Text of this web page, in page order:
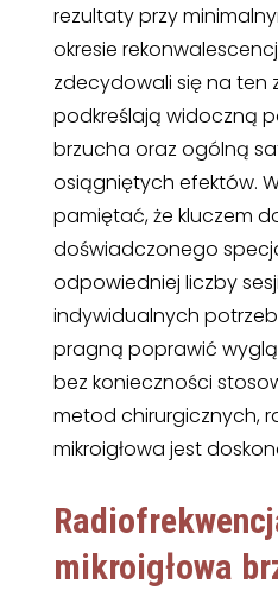
rezultaty przy
okresie
zdecydowali się na ten
podkreślają widoczną
brzucha oraz ogólną
osiągniętych efektów.
pamiętać, że kluczem
doświadczonego
odpowiedniej liczby
indywidualnych
pragną poprawić
bez konieczności
metod chirurgicznych,
mikroigłowa jest
mikroigłowa